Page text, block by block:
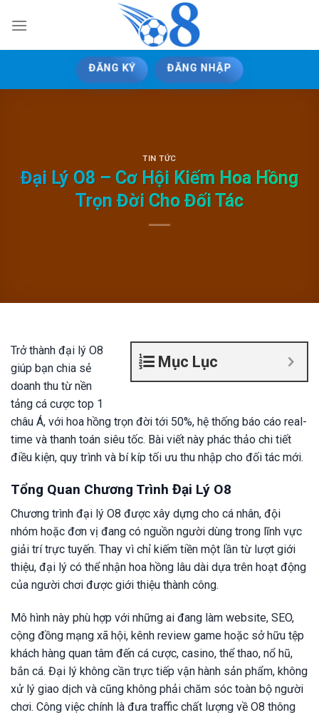
ĐĂNG KÝ ĐĂNG NHẬP
TIN TỨC
Đại Lý O8 – Cơ Hội Kiếm Hoa Hồng
Trọn Đời Cho Đối Tác
Mục Lục
Trở thành đại lý O8
giúp bạn chia sẻ
doanh thu từ nền
tảng cá cược top 1
châu Á, với hoa hồng trọn đời tới 50%, hệ thống báo cáo real-
time và thanh toán siêu tốc. Bài viết này phác thảo chi tiết
điều kiện, quy trình và bí kíp tối ưu thu nhập cho đối tác mới.
Tổng Quan Chương Trình Đại Lý O8
Chương trình đại lý O8 được xây dựng cho cá nhân, đội
nhóm hoặc đơn vị đang có nguồn người dùng trong lĩnh vực
giải trí trực tuyến. Thay vì chỉ kiếm tiền một lần từ lượt giới
thiệu, đại lý có thể nhận hoa hồng lâu dài dựa trên hoạt động
của người chơi được giới thiệu thành công.
Mô hình này phù hợp với những ai đang làm website, SEO,
cộng đồng mạng xã hội, kênh review game hoặc sở hữu tệp
khách hàng quan tâm đến cá cược, casino, thể thao, nổ hũ,
bắn cá. Đại lý không cần trực tiếp vận hành sản phẩm, không
xử lý giao dịch và cũng không phải chăm sóc toàn bộ người
chơi. Công việc chính là đưa traffic chất lượng về O8 thông